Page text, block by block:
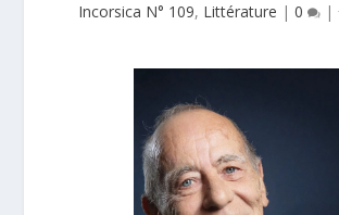
Incorsica N° 109, Littérature | 0 |